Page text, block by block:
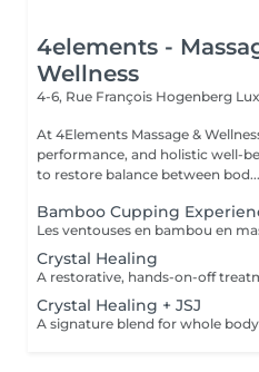
4elements -
Wellness
4-6, Rue François Hogenberg
At 4Elements Massage &
performance, and holistic well-
to restore balance between bod...
Bamboo Cupping
Crystal Healing
Crystal Healing + JSJ